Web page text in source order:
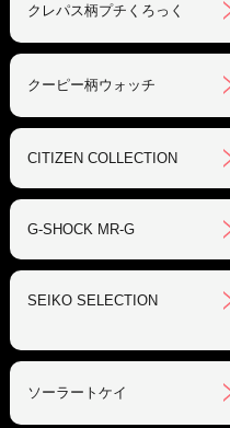
クレパス柄プチくろっく
クーピー柄ウォッチ
CITIZEN COLLECTION
G-SHOCK MR-G
SEIKO SELECTION
ソーラートケイ